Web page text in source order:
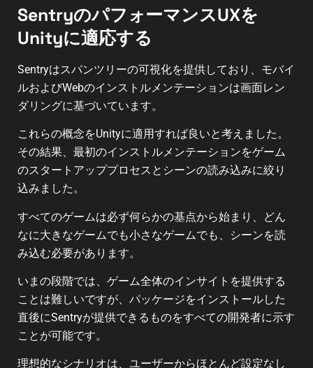
SentryのパフォーマンスUXを
Unityに適応する
Sentryはスパンツリーの可視化を提供しており、モバイ
ルおよびWebのインストルメンテーションは画面レン
ダリングに基づいています。
これらの概念をUnityに適用すれば良いと考えました。
その結果、最初のインストルメンテーションをゲーム
のスタートアッププロセスとシーンの読み込みに絞り
込みました。
すべてのゲームは必ず何らかの基点から始まり、どん
なに大きなゲームでも小さなゲームでも、シーンを読
み込む必要があります。
いまの段階では、ゲーム全体のインサイトを提供する
ことは難しいですが、パッケージをインストールした
直後にSentryが提供できるものをすべての開発者に示す
ことが可能です。
理想的なシナリオは、ユーザーからほとんど設定なし